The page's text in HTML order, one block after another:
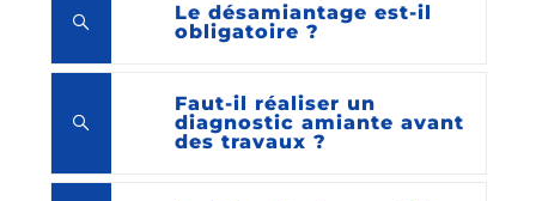
Le désamiantage est-il
obligatoire ?
Faut-il réaliser un
diagnostic amiante avant
des travaux ?